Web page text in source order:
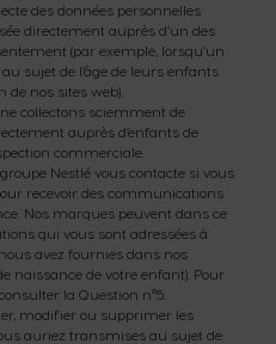
des données personnelles
directement auprès d’un des
(par exemple, lorsqu’un
sujet de l’âge de leurs enfants
nos sites web).
collectons sciemment de
auprès d’enfants de
commerciale.
Nestlé vous contacte si vous
recevoir des communications
Nos marques peuvent dans ce
qui vous sont adressées à
avez fournies dans nos
naissance de votre enfant). Pour
la Question n°5.
modifier ou supprimer les
auriez transmises au sujet de